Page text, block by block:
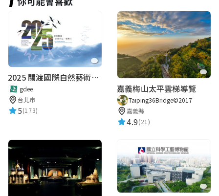
2025 關渡國際自然藝術季 Guandu International Nature Art Festival
gdee
台北市
5(173)
嘉義梅山太平雲梯導覽
Taiping36Bridge©2017
嘉義縣
4.9(21)